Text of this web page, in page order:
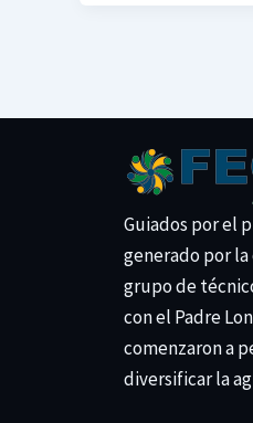
Guiados por el
generado por
grupo de
con el Padre
comenzaron a
diversificar la